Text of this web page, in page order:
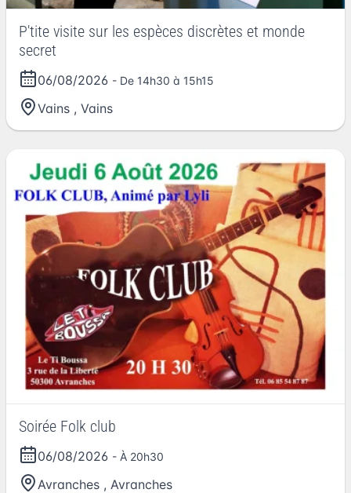
P'tite visite sur les espèces discrètes et monde
secret
06/08/2026 - De 14h30 à 15h15
Vains , Vains
Soirée Folk club
06/08/2026 - À 20h30
Avranches , Avranches